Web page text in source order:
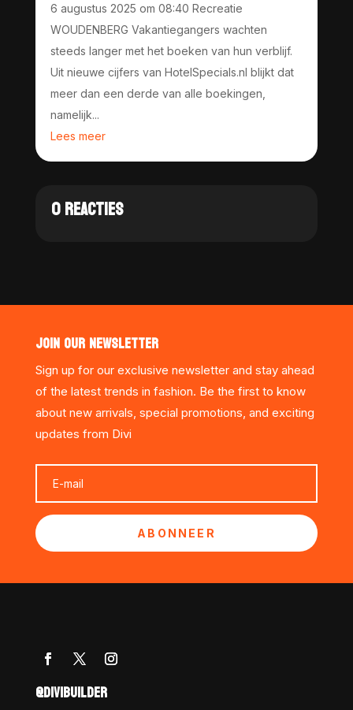
6 augustus 2025 om 08:40 Recreatie
WOUDENBERG Vakantiegangers wachten
steeds langer met het boeken van hun verblijf.
Uit nieuwe cijfers van HotelSpecials.nl blijkt dat
meer dan een derde van alle boekingen,
namelijk...
Lees meer
0 REACTIES
JOIN OUR NEWSLETTER
Sign up for our exclusive newsletter and stay ahead
of the latest trends in fashion. Be the first to know
about new arrivals, special promotions, and exciting
updates from Divi
ABONNEER
@DIVIBUILDER